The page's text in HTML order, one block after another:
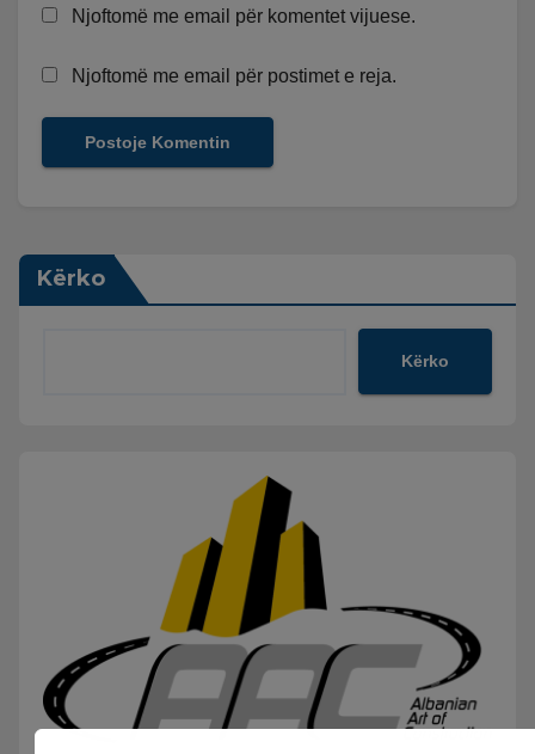
Njoftomë me email për komentet vijuese.
Njoftomë me email për postimet e reja.
Kërko
Kërko